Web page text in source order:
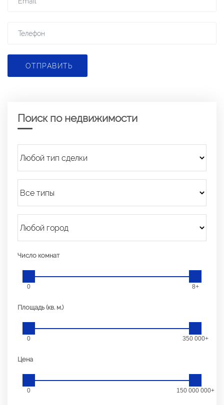
ОТПРАВИТЬ
Поиск по недвижимости
Число комнат
0 8+
Площадь (кв. м.)
0 350 000+
Цена
0 150 000 000+